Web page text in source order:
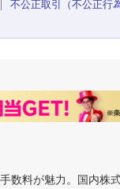
不公正取引（不公正行
数料が魅力。国内株